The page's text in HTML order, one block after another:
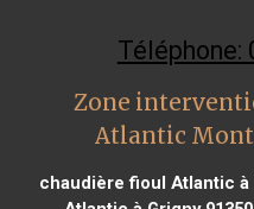
Téléphone:
Zone
Atlantic
chaudière fioul Atlantic à